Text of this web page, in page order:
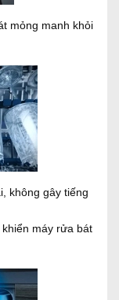
mỏng manh khỏi
không gây tiếng
máy rửa bát